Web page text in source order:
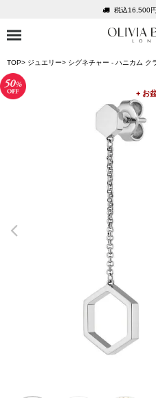
税込16,500
会員登録で1,000円
税込16,500
会員登録で1,000円
公式パッケ
TOP ジュエリー シグネチャー - ハニカム ク